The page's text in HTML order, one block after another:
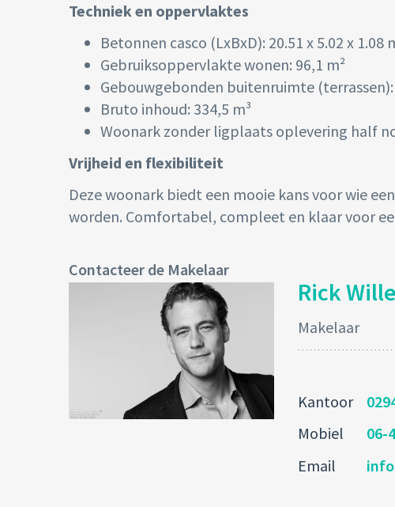
Techniek en oppervlaktes
Betonnen casco (LxBxD): 20.51 x 5.02 x 1.08
Gebruiksoppervlakte wonen: 96,1 m²
Gebouwgebonden buitenruimte (terrassen):
Bruto inhoud: 334,5 m³
Woonark zonder ligplaats oplevering half
Vrijheid en flexibiliteit
Deze woonark biedt een mooie kans voor wie
worden. Comfortabel, compleet en klaar voor
Contacteer de Makelaar
Rick
Makelaar
Kantoor
Mobiel
06-
Email